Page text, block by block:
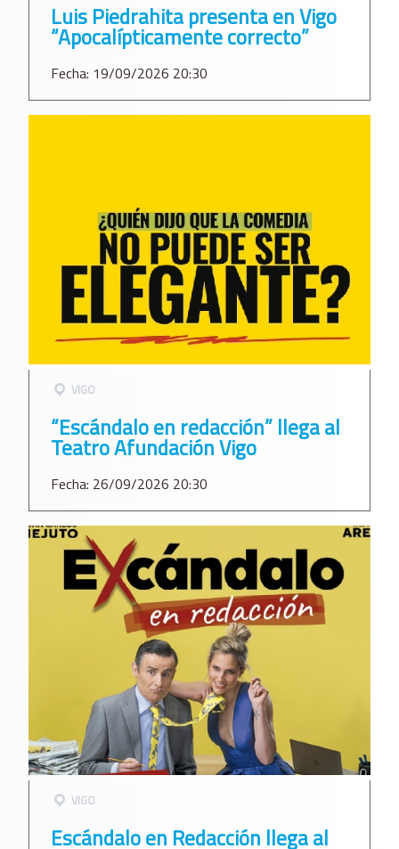
Luis Piedrahita presenta en Vigo
“Apocalípticamente correcto”
Fecha: 19/09/2026 20:30
VIGO
“Escándalo en redacción” llega al
Teatro Afundación Vigo
Fecha: 26/09/2026 20:30
VIGO
Escándalo en Redacción llega al